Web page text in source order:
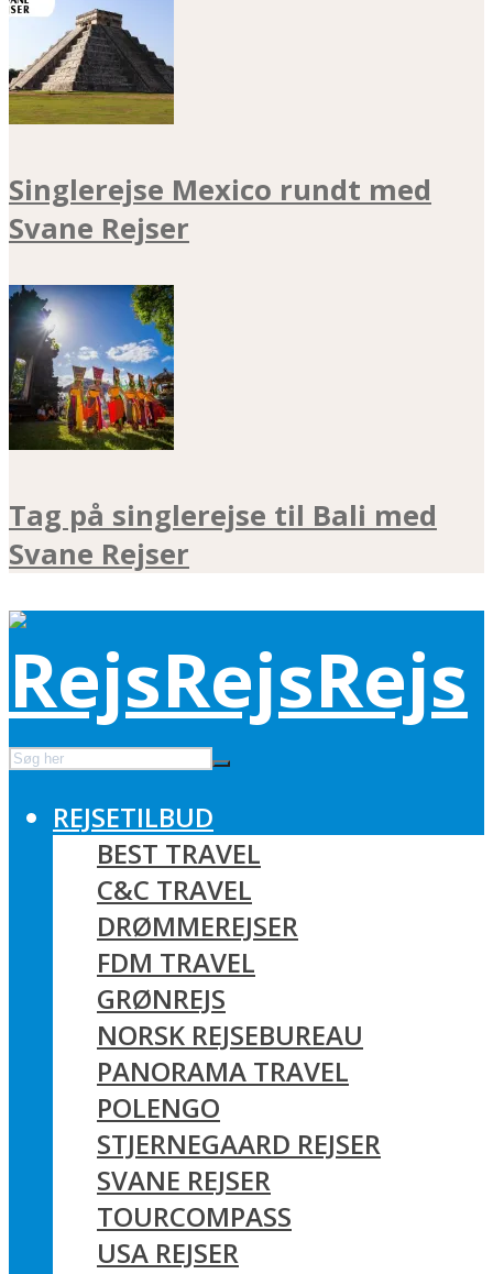
Singlerejse Mexico rundt med
Svane Rejser
Tag på singlerejse til Bali med
Svane Rejser
REJSETILBUD
BEST TRAVEL
C&C TRAVEL
DRØMMEREJSER
FDM TRAVEL
GRØNREJS
NORSK REJSEBUREAU
PANORAMA TRAVEL
POLENGO
STJERNEGAARD REJSER
SVANE REJSER
TOURCOMPASS
USA REJSER